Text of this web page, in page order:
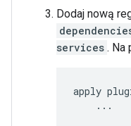
Dodaj nową
services . Na
apply
...